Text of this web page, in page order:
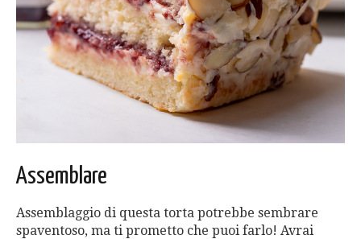
Assemblare
Assemblaggio di questa torta potrebbe sembrare
spaventoso, ma ti prometto che puoi farlo! Avrai